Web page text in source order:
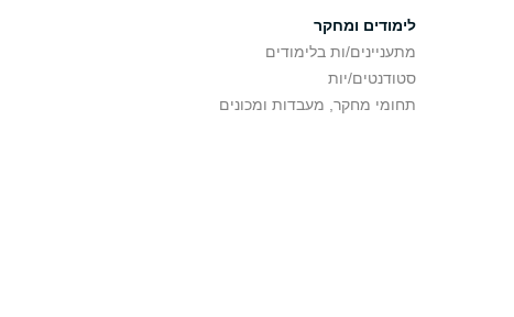
לימודים ומחקר
מתעניינים/ות בלימודים
סטודנטים/יות
תחומי מחקר, מעבדות ומכונים